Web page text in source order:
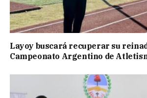
Layoy buscará recuperar su
Campeonato Argentino de